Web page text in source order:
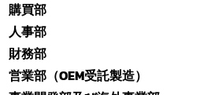
購買部
人事部
財務部
営業部（OEM受託製造）